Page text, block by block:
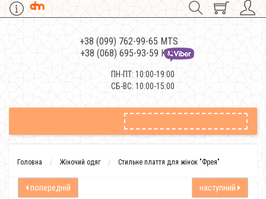
+38 (099) 762-99-65 MTS
+38 (068) 695-93-59 Kievstar
ПН-ПТ: 10:00-19:00
СБ-ВС: 10:00-15:00
Головна Жіночий одяг Стильне плаття для жінок "Фрея"
попередній наступний